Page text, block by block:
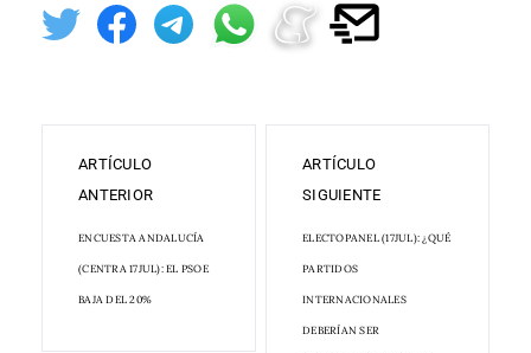
ARTÍCULO
ANTERIOR
ENCUESTA ANDALUCÍA
(CENTRA 17JUL): EL PSOE
BAJA DEL 20%
ARTÍCULO
SIGUIENTE
ELECTOPANEL (17JUL): ¿QUÉ
PARTIDOS
INTERNACIONALES
DEBERÍAN SER